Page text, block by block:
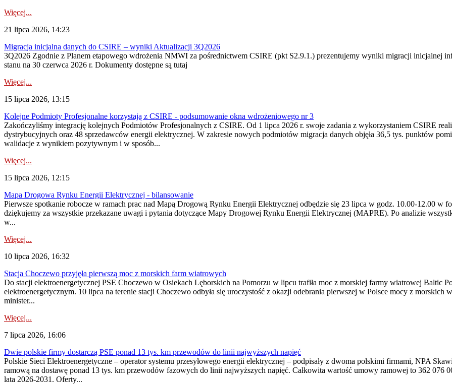
Więcej...
21 lipca 2026, 14:23
Migracja inicjalna danych do CSIRE – wyniki Aktualizacji 3Q2026
3Q2026 Zgodnie z Planem etapowego wdrożenia NMWI za pośrednictwem CSIRE (pkt S2.9.1.) prezentujemy wyniki migracji inicjalnej
stanu na 30 czerwca 2026 r. Dokumenty dostępne są tutaj
Więcej...
15 lipca 2026, 13:15
Kolejne Podmioty Profesjonalne korzystają z CSIRE - podsumowanie okna wdrożeniowego nr 3
Zakończyliśmy integrację kolejnych Podmiotów Profesjonalnych z CSIRE. Od 1 lipca 2026 r. swoje zadania z wykorzystaniem CSIRE
dystrybucyjnych oraz 48 sprzedawców energii elektrycznej. W zakresie nowych podmiotów migracja danych objęła 36,5 tys. punktów
walidacje z wynikiem pozytywnym i w sposób...
Więcej...
15 lipca 2026, 12:15
Mapa Drogowa Rynku Energii Elektrycznej - bilansowanie
Pierwsze spotkanie robocze w ramach prac nad Mapą Drogową Rynku Energii Elektrycznej odbędzie się 23 lipca w godz. 10.00-12.00 w
dziękujemy za wszystkie przekazane uwagi i pytania dotyczące Mapy Drogowej Rynku Energii Elektrycznej (MAPRE). Po analizie
w...
Więcej...
10 lipca 2026, 16:32
Stacja Choczewo przyjęła pierwszą moc z morskich farm wiatrowych
Do stacji elektroenergetycznej PSE Choczewo w Osiekach Lęborskich na Pomorzu w lipcu trafiła moc z morskiej farmy wiatrowej Baltic
elektroenergetycznym. 10 lipca na terenie stacji Choczewo odbyła się uroczystość z okazji odebrania pierwszej w Polsce mocy z
minister...
Więcej...
7 lipca 2026, 16:06
Dwie polskie firmy dostarczą PSE ponad 13 tys. km przewodów do linii najwyższych napięć
Polskie Sieci Elektroenergetyczne – operator systemu przesyłowego energii elektrycznej – podpisały z dwoma polskimi firmami, NPA
ramową na dostawę ponad 13 tys. km przewodów fazowych do linii najwyższych napięć. Całkowita wartość umowy ramowej to 362 076
lata 2026-2031. Oferty...